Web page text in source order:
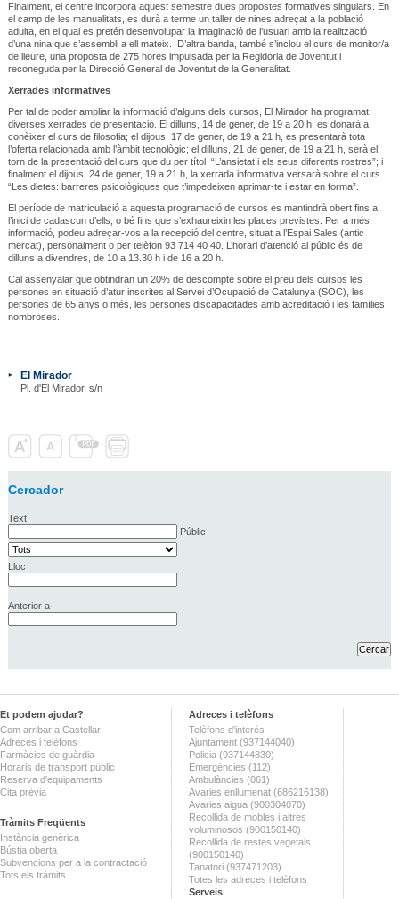
Finalment, el centre incorpora aquest semestre dues propostes formatives singulars. En
el camp de les manualitats, es durà a terme un taller de nines adreçat a la població
adulta, en el qual es pretén desenvolupar la imaginació de l’usuari amb la realització
d’una nina que s’assembli a ell mateix. D’altra banda, també s’inclou el curs de monitor/a
de lleure, una proposta de 275 hores impulsada per la Regidoria de Joventut i
reconeguda per la Direcció General de Joventut de la Generalitat.
Xerrades informatives
Per tal de poder ampliar la informació d’alguns dels cursos, El Mirador ha programat
diverses xerrades de presentació. El dilluns, 14 de gener, de 19 a 20 h, es donarà a
conèixer el curs de filosofia; el dijous, 17 de gener, de 19 a 21 h, es presentarà tota
l’oferta relacionada amb l’àmbit tecnològic; el dilluns, 21 de gener, de 19 a 21 h, serà el
torn de la presentació del curs que du per títol “L’ansietat i els seus diferents rostres”; i
finalment el dijous, 24 de gener, 19 a 21 h, la xerrada informativa versarà sobre el curs
“Les dietes: barreres psicològiques que t’impedeixen aprimar-te i estar en forma”.
El període de matriculació a aquesta programació de cursos es mantindrà obert fins a
l’inici de cadascun d’ells, o bé fins que s’exhaureixin les places previstes. Per a més
informació, podeu adreçar-vos a la recepció del centre, situat a l’Espai Sales (antic
mercat), personalment o per telèfon 93 714 40 40. L’horari d’atenció al públic és de
dilluns a divendres, de 10 a 13.30 h i de 16 a 20 h.
Cal assenyalar que obtindran un 20% de descompte sobre el preu dels cursos les
persones en situació d’atur inscrites al Servei d’Ocupació de Catalunya (SOC), les
persones de 65 anys o més, les persones discapacitades amb acreditació i les famílies
nombroses.
El Mirador
Pl. d'El Mirador, s/n
Cercador
Text
Públic
Lloc
Anterior a
Et podem ajudar?
Com arribar a Castellar
Adreces i telèfons
Farmàcies de guàrdia
Horaris de transport públic
Reserva d'equipaments
Cita prèvia
Tràmits Freqüents
Instància genèrica
Bústia oberta
Subvencions per a la contractació
Tots els tràmits
Adreces i telèfons
Telèfons d'interès
Ajuntament (937144040)
Policia (937144830)
Emergències (112)
Ambulàncies (061)
Avaries enllumenat (686216138)
Avaries aigua (900304070)
Recollida de mobles i altres
voluminosos (900150140)
Recollida de restes vegetals
(900150140)
Tanatori (937471203)
Totes les adreces i telèfons
Serveis